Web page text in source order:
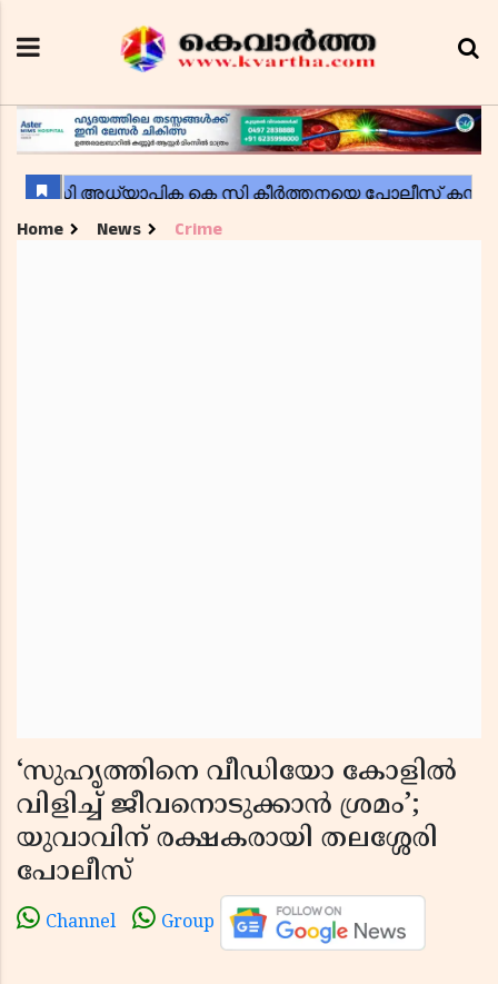
Home News Crime
‘സുഹൃത്തിനെ വീഡിയോ കോളിൽ
വിളിച്ച് ജീവനൊടുക്കാൻ ശ്രമം’;
യുവാവിന് രക്ഷകരായി തലശ്ശേരി
പോലീസ്
Channel Group